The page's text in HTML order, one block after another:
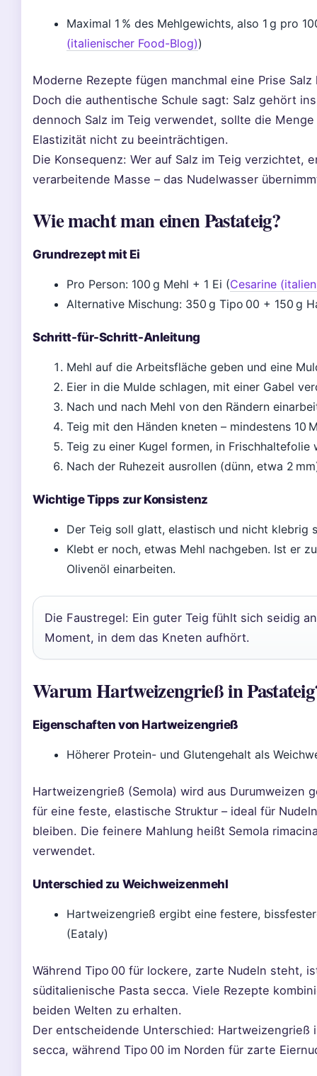
Maximal 1 % des Mehlgewichts, also 1 g pro
(italienischer Food-Blog))
Moderne Rezepte fügen manchmal eine Prise
Doch die authentische Schule sagt: Salz gehört
dennoch Salz im Teig verwendet, sollte die
Elastizität nicht zu beeinträchtigen.
Die Konsequenz: Wer auf Salz im Teig verzichtet,
verarbeitende Masse – das Nudelwasser
Wie macht man einen Pastateig?
Grundrezept mit Ei
Pro Person: 100 g Mehl + 1 Ei (Cesarine
Alternative Mischung: 350 g Tipo 00 + 150 g
Schritt-für-Schritt-Anleitung
Mehl auf die Arbeitsfläche geben und eine
Eier in die Mulde schlagen, mit einer Gabel
Nach und nach Mehl von den Rändern
Teig mit den Händen kneten – mindestens 10
Teig zu einer Kugel formen, in Frischhaltefolie
Nach der Ruhezeit ausrollen (dünn, etwa 2
Wichtige Tipps zur Konsistenz
Der Teig soll glatt, elastisch und nicht klebrig
Klebt er noch, etwas Mehl nachgeben. Ist er
Olivenöl einarbeiten.
Die Faustregel: Ein guter Teig fühlt sich seidig
Moment, in dem das Kneten aufhört.
Warum Hartweizengrieß in
Eigenschaften von Hartweizengrieß
Höherer Protein- und Glutengehalt als
Hartweizengrieß (Semola) wird aus Durumweizen
für eine feste, elastische Struktur – ideal für
bleiben. Die feinere Mahlung heißt Semola
verwendet.
Unterschied zu Weichweizenmehl
Hartweizengrieß ergibt eine festere,
(Eataly)
Während Tipo 00 für lockere, zarte Nudeln steht,
süditalienische Pasta secca. Viele Rezepte
beiden Welten zu erhalten.
Der entscheidende Unterschied: Hartweizengrieß
secca, während Tipo 00 im Norden für zarte